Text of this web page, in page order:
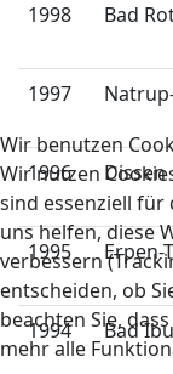
1998 Bad
1997
1996 Dissen
1995 Erpen-
1994 Bad
Wir benutzen
Wir nutzen
sind essenziell für
uns helfen, diese
verbessern
entscheiden, ob
beachten Sie,
mehr alle